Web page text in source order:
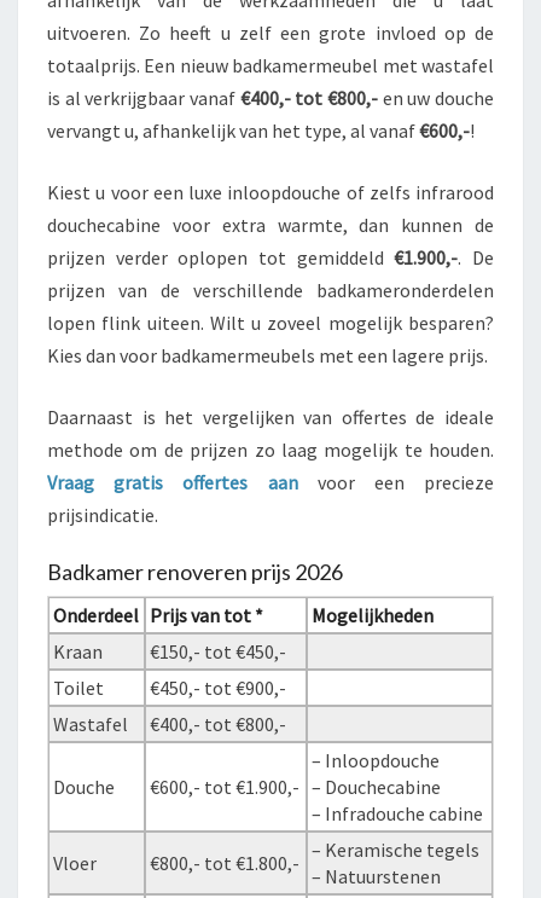
uitvoeren. Zo heeft u zelf een grote invloed op de
totaalprijs. Een nieuw badkamermeubel met wastafel
is al verkrijgbaar vanaf €400,- tot €800,- en uw douche
vervangt u, afhankelijk van het type, al vanaf€600,-!
Kiest u voor een luxe inloopdouche of zelfs infrarood
douchecabine voor extra warmte, dan kunnen de
prijzen verder oplopen tot gemiddeld€1.900,-. De
prijzen van de verschillende badkameronderdelen
lopen flink uiteen. Wilt u zoveel mogelijk besparen?
Kies dan voor badkamermeubels met een lagere prijs.
Daarnaast is het vergelijken van offertes de ideale
methode om de prijzen zo laag mogelijk te houden.
Vraag gratis offertes aanvoor een precieze
prijsindicatie.
Badkamer renoveren prijs 2026
Onderdeel Prijs van tot *
Mogelijkheden
Kraan
€150,- tot €450,-
Toilet
€450,- tot €900,-
Wastafel
€400,- tot €800,-
Douche €600,- tot €1.900,-
– Inloopdouche
– Douchecabine
– Infradouche cabine
Vloer €800,- tot €1.800,-
– Keramische tegels
– Natuurstenen